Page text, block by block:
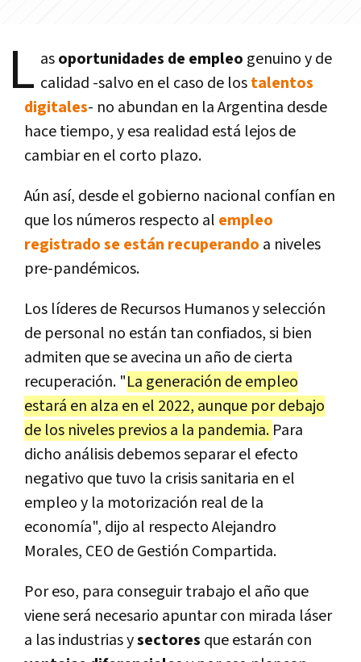
L asoportunidades de empleo genuino y de
calidad -salvo en el caso de lostalentos
digitales- no abundan en la Argentina desde
hace tiempo, y esa realidad está lejos de
cambiar en el corto plazo.
Aún así, desde el gobierno nacional confían en
que los números respecto al empleo
registrado se están recuperando a niveles
pre-pandémicos.
Los líderes de Recursos Humanos y selección
de personal no están tan confiados, si bien
admiten que se avecina un año de cierta
recuperación. "La generación de empleo
estará en alza en el 2022, aunque por debajo
de los niveles previos a la pandemia. Para
dicho análisis debemos separar el efecto
negativo que tuvo la crisis sanitaria en el
empleo y la motorización real de la
economía", dijo al respecto Alejandro
Morales, CEO de Gestión Compartida.
Por eso, para conseguir trabajo el año que
viene será necesario apuntar con mirada láser
a las industrias ysectores que estarán con